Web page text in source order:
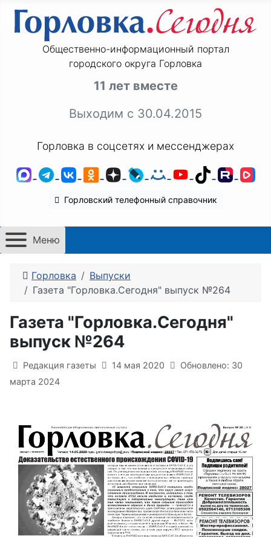
Общественно-информационный портал
городского округа Горловка
11 лет вместе
Выходим с 30.04.2015
Горловка в соцсетях и мессенджерах
MAXTelegram
ВКонтакте
Одноклассники
ДзенLiveJournal
Мой Мир
YouTube
TikTok
Горловский телефонный справочник
Меню
Горловка
Выпуски
Газета "Горловка.Сегодня" выпуск №264
Газета "Горловка.Сегодня"
выпуск №264
Информация о материале
Редакция газеты 14 мая 2020
Обновлено: 30
марта 2024